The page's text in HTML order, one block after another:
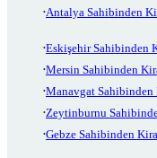
Antalya Sahibinden
Eskişehir Sahibinden
Mersin Sahibinden
Manavgat Sahibinden
Zeytinburnu
Gebze Sahibinden